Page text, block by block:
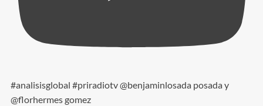
#analisisglobal #priradiotv @benjaminlosada posada y
@florhermes gomez